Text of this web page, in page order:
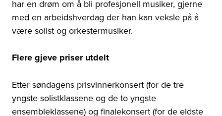
har en drøm om å bli profesjonell musiker, gjerne
med en arbeidshverdag der han kan veksle på å
være solist og orkestermusiker.
Flere gjeve priser utdelt
Etter søndagens prisvinnerkonsert (for de tre
yngste solistklassene og de to yngste
ensembleklassene) og finalekonsert (for de eldste